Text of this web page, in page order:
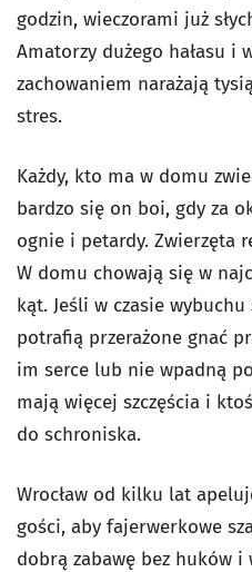
godzin, wieczorami już
Amatorzy dużego hałasu i
zachowaniem narażają
stres.
Każdy, kto ma w domu
bardzo się on boi, gdy za
ognie i petardy. Zwierzęta
W domu chowają się w
kąt. Jeśli w czasie
potrafią przerażone gnać
im serce lub nie wpadną
mają więcej szczęścia i
do schroniska.
Wrocław od kilku lat
gości, aby fajerwerkowe
dobrą zabawę bez huków i